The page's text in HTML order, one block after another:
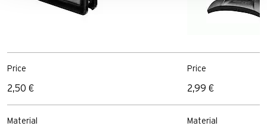
Price
2,50 €
Material
Price
2,99 €
Material